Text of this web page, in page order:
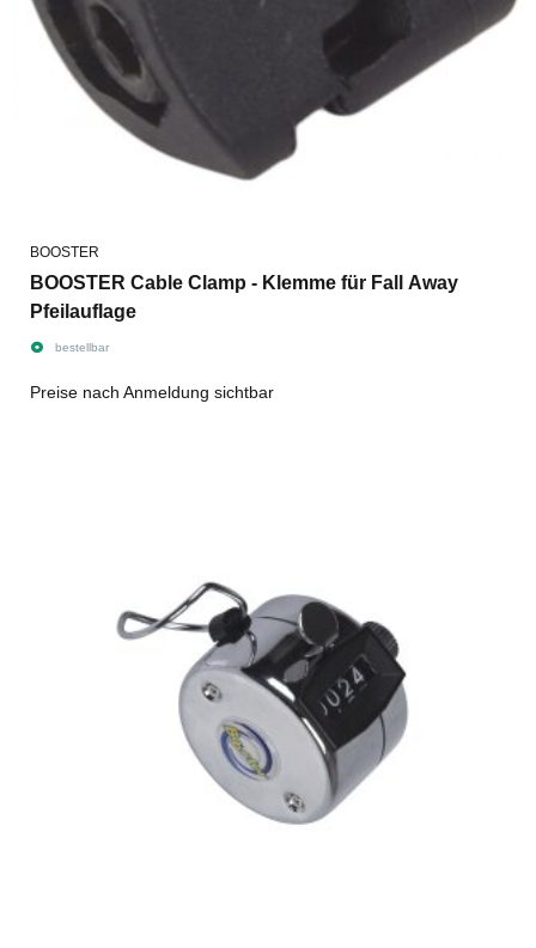
BOOSTER
BOOSTER Cable Clamp - Klemme für Fall Away
Pfeilauflage
bestellbar
Preise nach Anmeldung sichtbar